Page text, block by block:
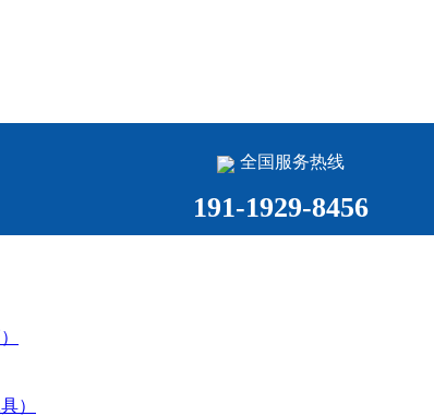
全国服务热线
191-1929-8456
）